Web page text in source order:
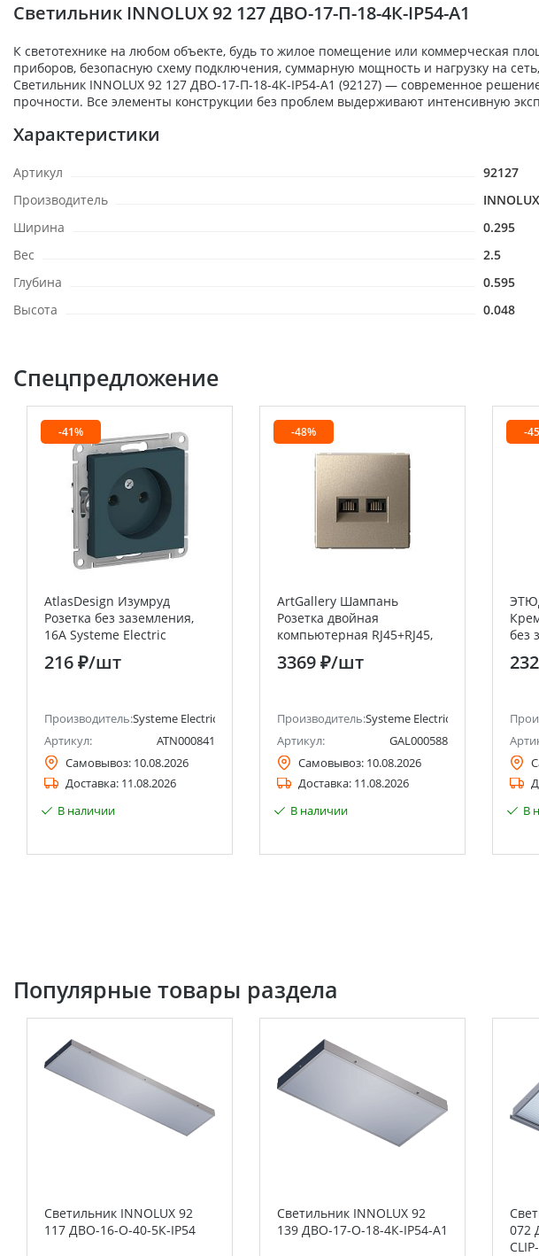
Светильник INNOLUX 92 127 ДВО-17-П-18-4К-IP54-A1
К светотехнике на любом объекте, будь то жилое помещение или коммерческая
приборов, безопасную схему подключения, суммарную мощность и нагрузку на
Светильник INNOLUX 92 127 ДВО-17-П-18-4К-IP54-A1 (92127) — современное
прочности. Все элементы конструкции без проблем выдерживают интенсивную
Характеристики
Артикул
92127
Производитель
INNOLUX
Ширина
0.295
Вес
2.5
Глубина
0.595
Высота
0.048
Спецпредложение
Schneider Electric)
-41%
AtlasDesign Изумруд
Розетка без заземления,
16А Systeme Electric
(Schneider Electric)
216 ₽/шт
Производитель:Systeme Electric (ранее Schneider Electric)
Артикул:
ATN000841
Самовывоз: 10.08.2026
Доставка: 11.08.2026
В наличии
-48%
ArtGallery Шампань
Розетка двойная
компьютерная RJ45+RJ45,
кат.6А, механизм Systeme
Electric (Schneider Electric)
3369 ₽/шт
Производитель:Systeme Electric (ранее
Артикул:
GAL000588
Самовывоз: 10.08.2026
Доставка: 11.08.2026
В наличии
-
без
В
Популярные товары раздела
Светильник INNOLUX 92
117 ДВО-16-О-40-5К-IP54
Светильник INNOLUX 92
139 ДВО-17-О-18-4К-IP54-A1
072